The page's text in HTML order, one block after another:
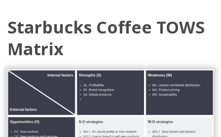
Starbucks Coffee TOWS
Matrix